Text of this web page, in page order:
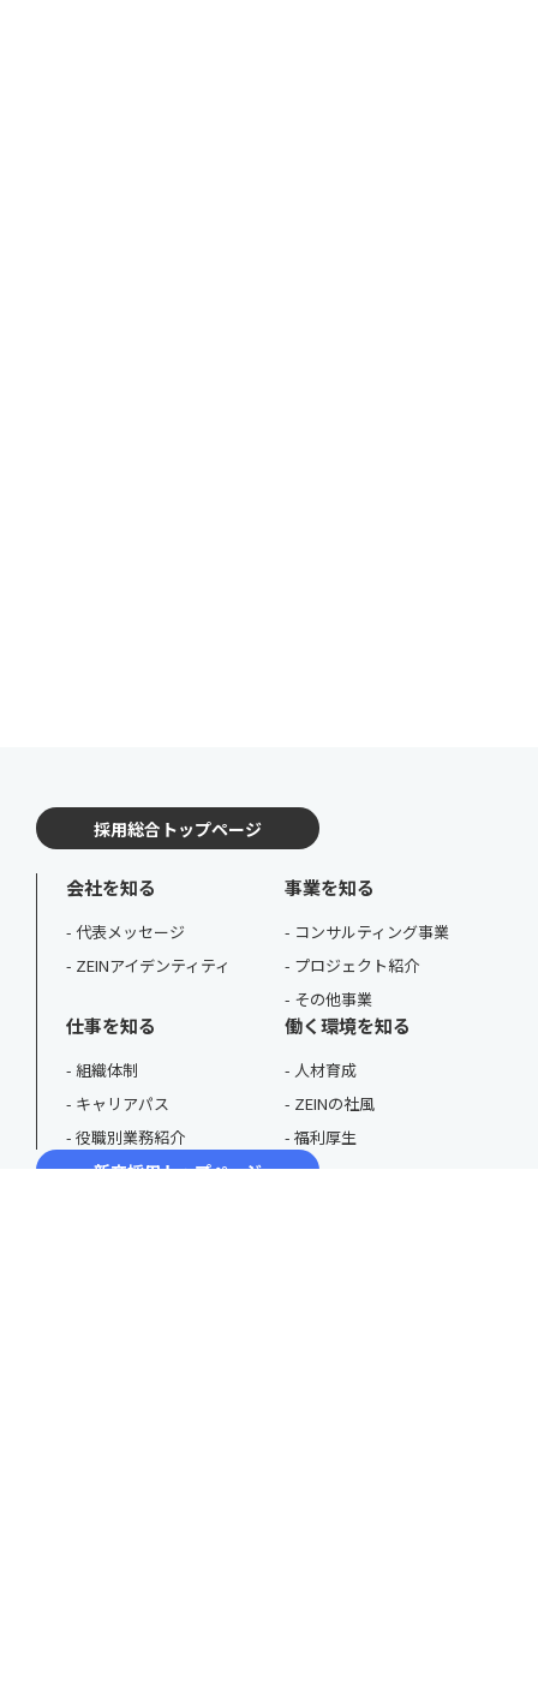
採用総合トップページ
会社を知る
代表メッセージ
ZEINアイデンティティ
事業を知る
コンサルティング事業
プロジェクト紹介
その他事業
仕事を知る
組織体制
キャリアパス
役職別業務紹介
働く環境を知る
人材育成
ZEINの社風
福利厚生
新卒採用トップページ